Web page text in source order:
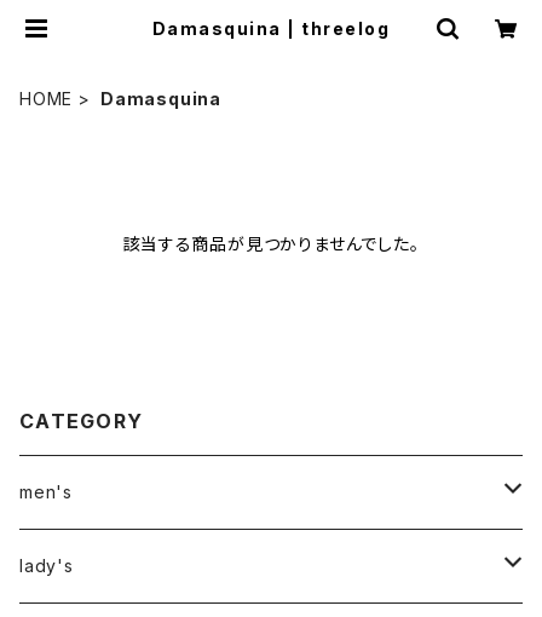
Damasquina | threelog
HOME Damasquina
該当する商品が見つかりませんでした。
CATEGORY
men's
アウター
lady's